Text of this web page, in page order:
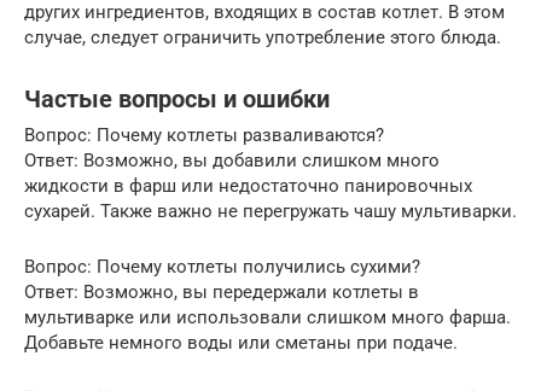
других ингредиентов, входящих в состав котлет. В этом
случае, следует ограничить употребление этого блюда.
Частые вопросы и ошибки
Вопрос: Почему котлеты разваливаются?
Ответ: Возможно, вы добавили слишком много
жидкости в фарш или недостаточно панировочных
сухарей. Также важно не перегружать чашу мультиварки.
Вопрос: Почему котлеты получились сухими?
Ответ: Возможно, вы передержали котлеты в
мультиварке или использовали слишком много фарша.
Добавьте немного воды или сметаны при подаче.